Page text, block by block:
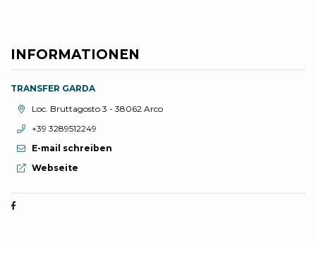
INFORMATIONEN
TRANSFER GARDA
aria.location:
Loc. Bruttagosto 3 - 38062 Arco
aria.phone:
+39 3289512249
E-mail schreiben
aria.website:
Webseite